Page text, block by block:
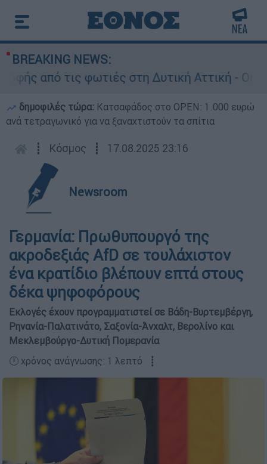
BREAKING NEWS:
από τις φωτιές στη Δυτική Αττική - Οι
δημοφιλές τώρα: Κατσαφάδος στο OPEN: 1.000 ευρώ
ανά τετραγωνικό για να ξαναχτιστούν τα σπίτια
┋ Κόσμος ┋ 17.08.2025 23:16
Newsroom
Γερμανία: Πρωθυπουργό της
ακροδεξιάς AfD σε τουλάχιστον
ένα κρατίδιο βλέπουν επτά στους
δέκα ψηφοφόρους
Εκλογές έχουν προγραμματιστεί σε Βάδη-Βυρτεμβέργη,
Ρηνανία-Παλατινάτο, Σαξονία-Άνχαλτ, Βερολίνο και
Μεκλεμβούργο-Δυτική Πομερανία
🕛 χρόνος ανάγνωσης: 1 λεπτό ┋